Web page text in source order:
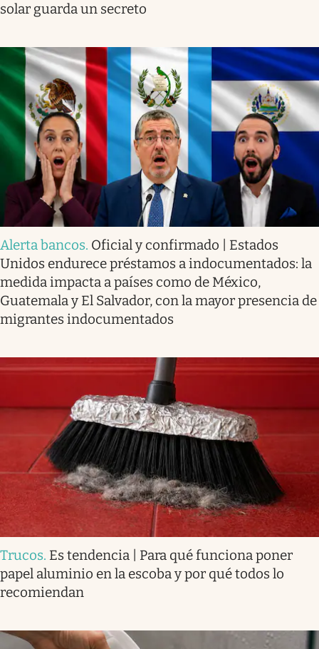
solar guarda un secreto
Alerta bancos. Oficial y confirmado | Estados
Unidos endurece préstamos a indocumentados: la
medida impacta a países como de México,
Guatemala y El Salvador, con la mayor presencia de
migrantes indocumentados
Trucos. Es tendencia | Para qué funciona poner
papel aluminio en la escoba y por qué todos lo
recomiendan